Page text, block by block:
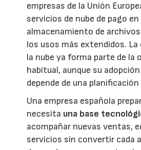
empresas de la Unión
servicios de nube de pago
almacenamiento de
los usos más extendidos. La
la nube ya forma parte de la
habitual, aunque su
depende de una
Una empresa española
necesita una base
acompañar nuevas ventas,
servicios sin convertir cada